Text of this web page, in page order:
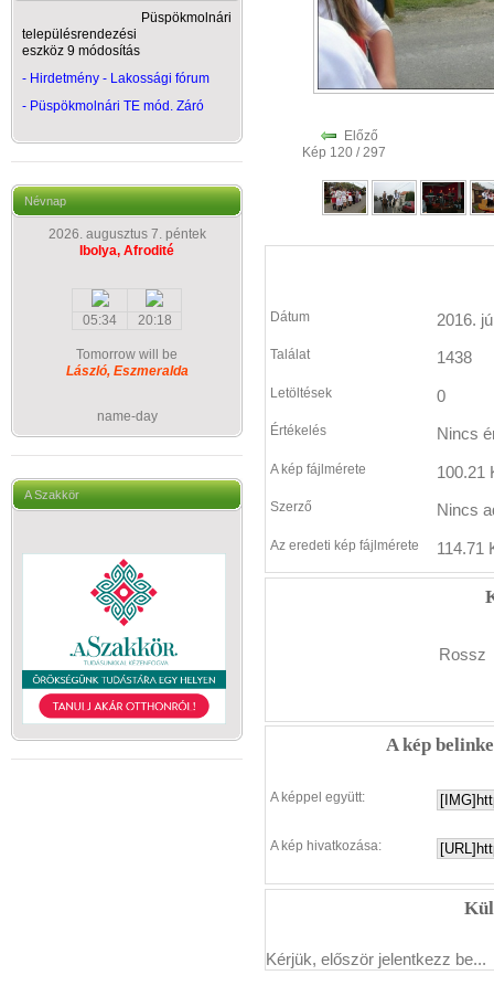
Püspökmolnári
településrendezési
eszköz 9 módosítás
- Hirdetmény - Lakossági fórum
- Püspökmolnári TE mód. Záró
Névnap
2026. augusztus 7. péntek
Ibolya, Afrodité
05:34 20:18
Tomorrow will be
László, Eszmeralda
name-day
A Szakkör
Előző
Kép 120 / 297
Dátum 2016.
Találat 1438
Letöltések 0
Értékelés Nincs
A kép fájlmérete 100.21
Szerző Nincs
Az eredeti kép fájlmérete 114.71
Rossz
A kép
A képpel együtt:
A kép hivatkozása:
Kérjük, először jelentkezz be...